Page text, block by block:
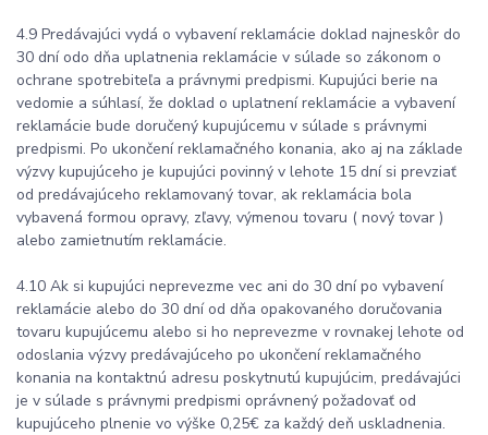
4.9 Predávajúci vydá o vybavení reklamácie doklad najneskôr do
30 dní odo dňa uplatnenia reklamácie v súlade so zákonom o
ochrane spotrebiteľa a právnymi predpismi. Kupujúci berie na
vedomie a súhlasí, že doklad o uplatnení reklamácie a vybavení
reklamácie bude doručený kupujúcemu v súlade s právnymi
predpismi. Po ukončení reklamačného konania, ako aj na základe
výzvy kupujúceho je kupujúci povinný v lehote 15 dní si prevziať
od predávajúceho reklamovaný tovar, ak reklamácia bola
vybavená formou opravy, zľavy, výmenou tovaru ( nový tovar )
alebo zamietnutím reklamácie.
4.10 Ak si kupujúci neprevezme vec ani do 30 dní po vybavení
reklamácie alebo do 30 dní od dňa opakovaného doručovania
tovaru kupujúcemu alebo si ho neprevezme v rovnakej lehote od
odoslania výzvy predávajúceho po ukončení reklamačného
konania na kontaktnú adresu poskytnutú kupujúcim, predávajúci
je v súlade s právnymi predpismi oprávnený požadovať od
kupujúceho plnenie vo výške 0,25€ za každý deň uskladnenia.